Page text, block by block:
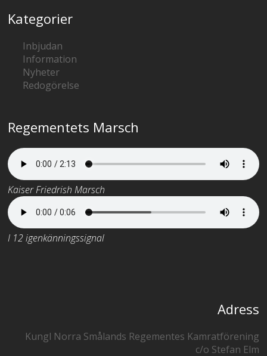
Kategorier
Inbjudan
Information
Nyheter
Redogörelse
Regementets Marsch
Kaiser Friedrish Marsch
I 12 igenkänningssignal
Adress
Kungl Norra Smålands Regementes Kamratförening
c/o Stefan Elm